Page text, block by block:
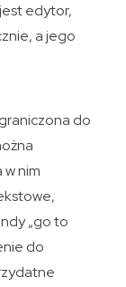
edytor,
a jego
do
nim
„go to
do